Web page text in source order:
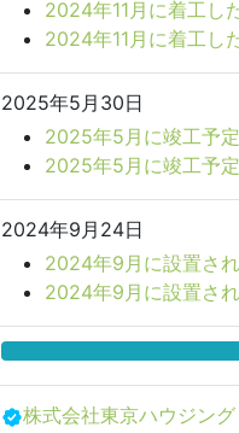
2024年11月に着工し
2024年11月に着工し
2025年5月30日
2025年5月に竣工予
2025年5月に竣工予
2024年9月24日
2024年9月に設置さ
2024年9月に設置さ
株式会社東京ハウジング